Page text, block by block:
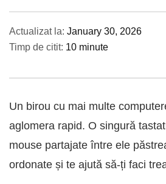
Actualizat la: January 30, 2026
Timp de citit: 10 minute
Un birou cu mai multe
aglomera rapid. O singură
mouse partajate între ele
ordonate și te ajută să-ți faci